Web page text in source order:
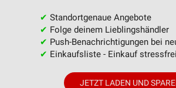
✔ Standortgenaue Angebote
✔ Folge deinem Lieblingshändler
✔ Push-Benachrichtigungen bei
✔ Einkaufsliste - Einkauf
JETZT LADEN UND